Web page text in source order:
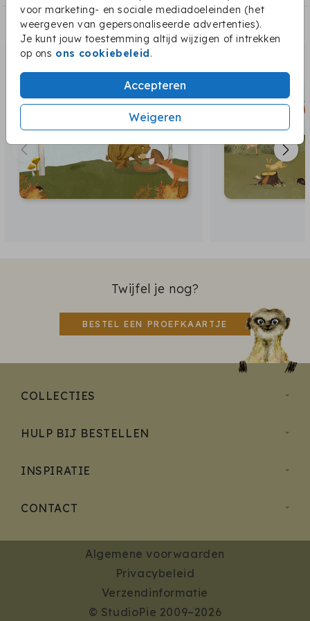
voor marketing- en sociale mediadoeleinden (het
weergeven van gepersonaliseerde advertenties).
Je kunt jouw toestemming altijd wijzigen of intrekken
op ons ons cookiebeleid.
Accepteren
Weigeren
Dit vind je misschien ook leuk:
Twijfel je nog?
BESTEL EEN PROEFKAARTJE
COLLECTIES
HULP BIJ BESTELLEN
INSPIRATIE
CONTACT
Algemene voorwaarden
Privacybeleid
Verzendinformatie
© StudioPie 2009–2026